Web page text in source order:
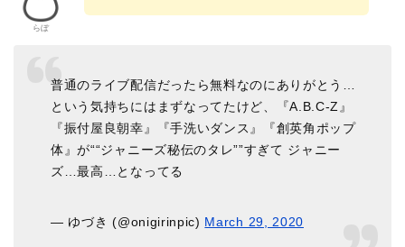
らぼ
普通のライブ配信だったら無料なのにありがとう…
という気持ちにはまずなってたけど、『A.B.C-Z』
『振付屋良朝幸』『手洗いダンス』『創英角ポップ
体』が““ジャニーズ秘伝のタレ””すぎて ジャニー
ズ…最高…となってる
— ゆづき (@onigirinpic) March 29, 2020